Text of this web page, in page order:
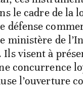
le cadre de la
défense
ministère de
visent à
concurrence
l’ouverture